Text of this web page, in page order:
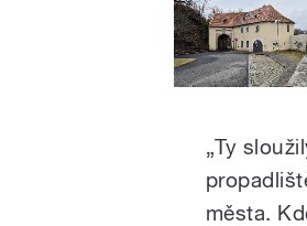
„Ty
města.